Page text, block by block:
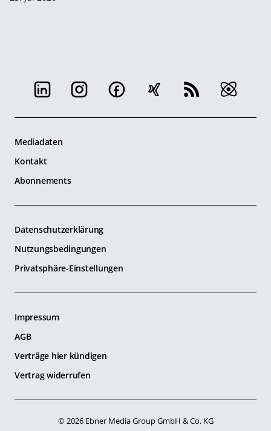
Mediadaten
Kontakt
Abonnements
Datenschutzerklärung
Nutzungsbedingungen
Privatsphäre-Einstellungen
Impressum
AGB
Verträge hier kündigen
Vertrag widerrufen
© 2026 Ebner Media Group GmbH & Co. KG